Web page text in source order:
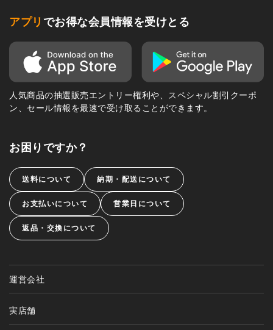
アプリ でお得な会員情報を受けとる
人気商品の抽選販売エントリー権利や、スペシャル割引クーポ
ン、セール情報を最速で受け取ることができます。
お困りですか？
送料について 納期・配送について
お支払いについて 営業日について
返品・交換について
運営会社
実店舗